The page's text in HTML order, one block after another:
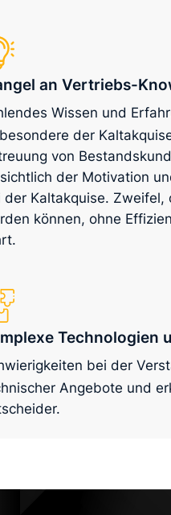
an Vertriebs-
Wissen und
der
von
der Motivation
der Kaltakquise.
können, ohne
Technologien
bei der
Angebote und